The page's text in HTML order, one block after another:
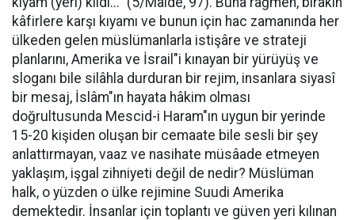
kâfirlere karşı kıyamı ve bunun için hac zamanında her
ülkeden gelen müslümanlarla istişâre ve strateji
planlarını, Amerika ve İsrail"i kınayan bir yürüyüş ve
sloganı bile silâhla durduran bir rejim, insanlara siyasî
bir mesaj, İslâm"ın hayata hâkim olması
doğrultusunda Mescid-i Haram"ın uygun bir yerinde
15-20 kişiden oluşan bir cemaate bile sesli bir şey
anlattırmayan, vaaz ve nasihate müsâade etmeyen
yaklaşım, işgal zihniyeti değil de nedir? Müslüman
halk, o yüzden o ülke rejimine Suudi Amerika
demektedir. İnsanlar için toplantı ve güven yeri kılınan